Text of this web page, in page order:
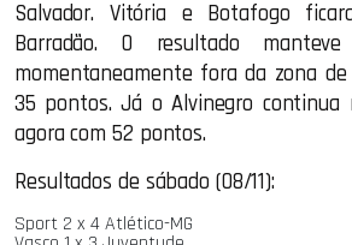
Salvador. Vitória e Botafogo
Barradão. O resultado
momentaneamente fora da zona de
35 pontos. Já o Alvinegro continua
agora com 52 pontos.
Resultados de sábado (08/11):
Sport 2 x 4 Atlético-MG